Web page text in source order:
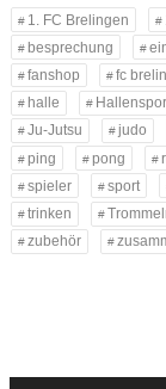
1. FC Brelingen
besprechung
fanshop
fc
halle
Ju-Jutsu
judo
ping
pong
spieler
sport
trinken
zubehör